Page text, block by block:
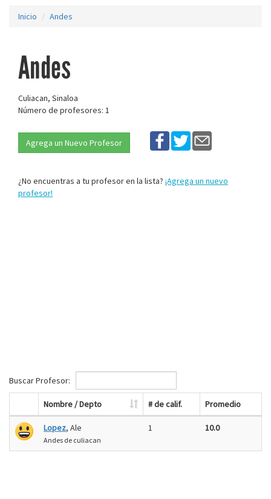
Inicio Andes
Andes
Culiacan, Sinaloa
Número de profesores: 1
Agrega un Nuevo Profesor
¿No encuentras a tu profesor en la lista? ¡Agrega un nuevo
profesor!
Buscar Profesor:
Nombre / Depto # de calif. Promedio
Lopez, Ale
Andes de culiacan
1 10.0